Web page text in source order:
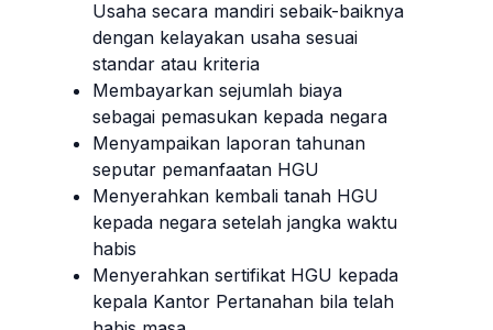
Usaha secara mandiri sebaik-baiknya
dengan kelayakan usaha sesuai
standar atau kriteria
Membayarkan sejumlah biaya
sebagai pemasukan kepada negara
Menyampaikan laporan tahunan
seputar pemanfaatan HGU
Menyerahkan kembali tanah HGU
kepada negara setelah jangka waktu
habis
Menyerahkan sertifikat HGU kepada
kepala Kantor Pertanahan bila telah